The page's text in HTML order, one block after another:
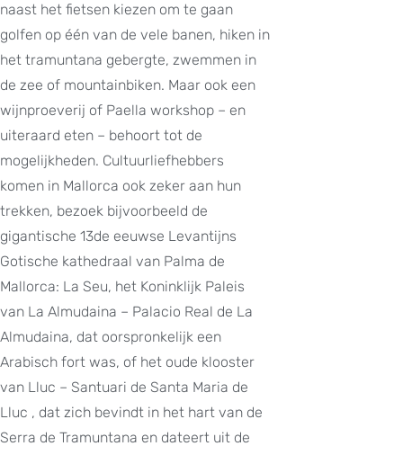
naast het fietsen kiezen om te gaan
golfen op één van de vele banen, hiken in
het tramuntana gebergte, zwemmen in
de zee of mountainbiken. Maar ook een
wijnproeverij of Paella workshop – en
uiteraard eten – behoort tot de
mogelijkheden. Cultuurliefhebbers
komen in Mallorca ook zeker aan hun
trekken, bezoek bijvoorbeeld de
gigantische 13de eeuwse Levantijns
Gotische kathedraal van Palma de
Mallorca: La Seu, het Koninklijk Paleis
van La Almudaina – Palacio Real de La
Almudaina, dat oorspronkelijk een
Arabisch fort was, of het oude klooster
van Lluc – Santuari de Santa Maria de
Lluc , dat zich bevindt in het hart van de
Serra de Tramuntana en dateert uit de